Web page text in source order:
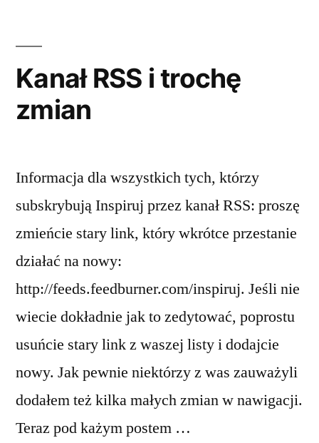
Kanał RSS i trochę
zmian
Informacja dla wszystkich tych, którzy
subskrybują Inspiruj przez kanał RSS: proszę
zmieńcie stary link, który wkrótce przestanie
działać na nowy:
http://feeds.feedburner.com/inspiruj. Jeśli nie
wiecie dokładnie jak to zedytować, poprostu
usuńcie stary link z waszej listy i dodajcie
nowy. Jak pewnie niektórzy z was zauważyli
dodałem też kilka małych zmian w nawigacji.
Teraz pod każym postem …